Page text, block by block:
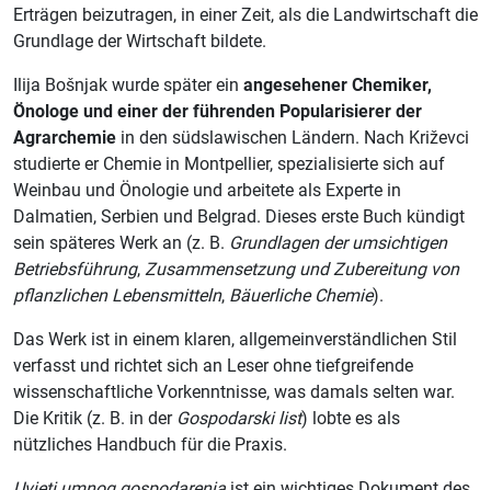
Erträgen beizutragen, in einer Zeit, als die Landwirtschaft die
Grundlage der Wirtschaft bildete.
Ilija Bošnjak wurde später ein angesehener Chemiker,
Önologe und einer der führenden Popularisierer der
Agrarchemie in den südslawischen Ländern. Nach Križevci
studierte er Chemie in Montpellier, spezialisierte sich auf
Weinbau und Önologie und arbeitete als Experte in
Dalmatien, Serbien und Belgrad. Dieses erste Buch kündigt
sein späteres Werk an (z. B. Grundlagen der umsichtigen
Betriebsführung, Zusammensetzung und Zubereitung von
pflanzlichen Lebensmitteln, Bäuerliche Chemie).
Das Werk ist in einem klaren, allgemeinverständlichen Stil
verfasst und richtet sich an Leser ohne tiefgreifende
wissenschaftliche Vorkenntnisse, was damals selten war.
Die Kritik (z. B. in der Gospodarski list) lobte es als
nützliches Handbuch für die Praxis.